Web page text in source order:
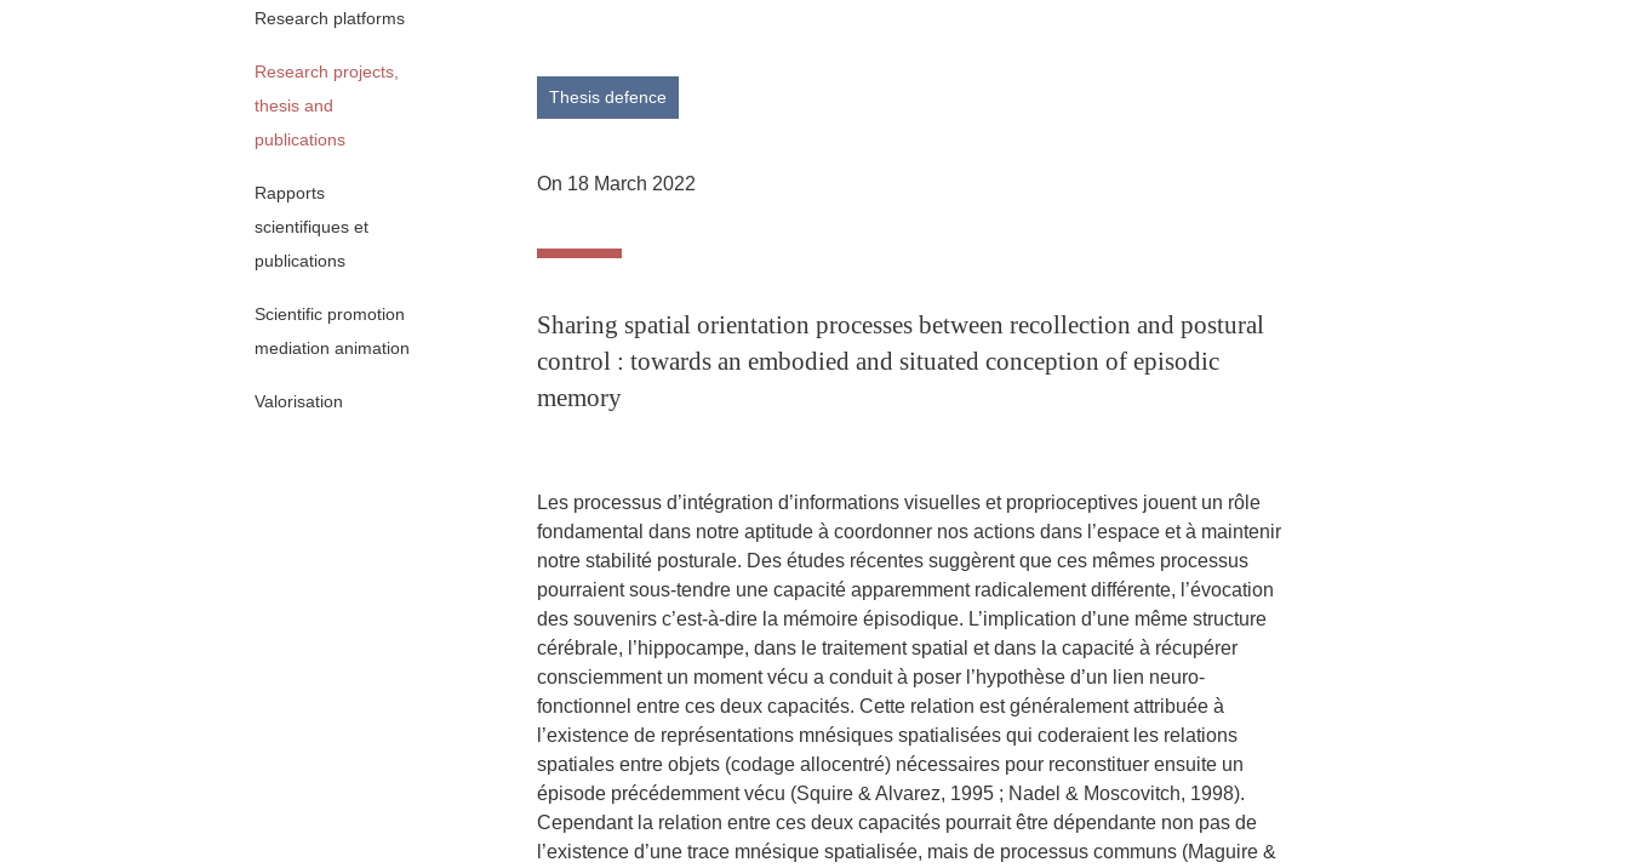
Research platforms
Research projects,
thesis and
publications
Rapports
scientifiques et
publications
Scientific promotion
mediation animation
Valorisation
Thesis defence
On 18 March 2022
Sharing spatial orientation processes between recollection and postural
control : towards an embodied and situated conception of episodic
memory
Les processus d’intégration d’informations visuelles et proprioceptives jouent un rôle
fondamental dans notre aptitude à coordonner nos actions dans l’espace et à maintenir
notre stabilité posturale. Des études récentes suggèrent que ces mêmes processus
pourraient sous-tendre une capacité apparemment radicalement différente, l’évocation
des souvenirs c’est-à-dire la mémoire épisodique. L’implication d’une même structure
cérébrale, l’hippocampe, dans le traitement spatial et dans la capacité à récupérer
consciemment un moment vécu a conduit à poser l’hypothèse d’un lien neuro-
fonctionnel entre ces deux capacités. Cette relation est généralement attribuée à
l’existence de représentations mnésiques spatialisées qui coderaient les relations
spatiales entre objets (codage allocentré) nécessaires pour reconstituer ensuite un
épisode précédemment vécu (Squire & Alvarez, 1995 ; Nadel & Moscovitch, 1998).
Cependant la relation entre ces deux capacités pourrait être dépendante non pas de
l’existence d’une trace mnésique spatialisée, mais de processus communs (Maguire &